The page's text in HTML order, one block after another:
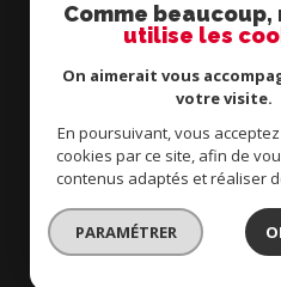
TÉLÉCHARGEZ NOS
Bien acheter son bien
© 2026 | Tous droits réservés
Comme
utilise les
On aimerait vous
votre visite.
En poursuivant, vous
cookies par ce site, afin de
contenus adaptés et réaliser
PARAMÉTRER